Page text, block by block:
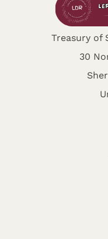
Treasury of
30